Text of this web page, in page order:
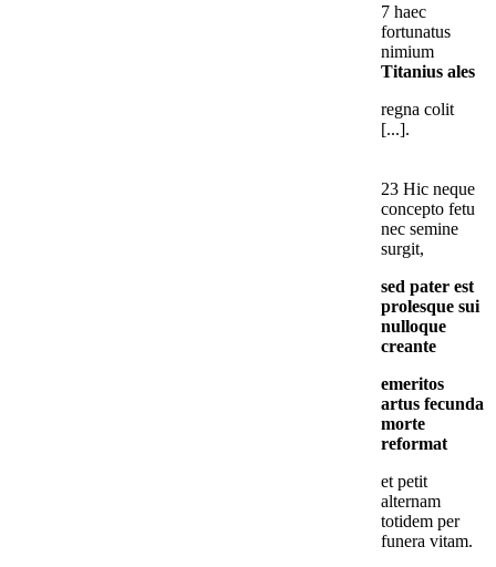
7 haec
fortunatus
nimium
Titanius ales
regna colit
[...].
23 Hic neque
concepto fetu
nec semine
surgit,
sed pater est
prolesque sui
nulloque
creante
emeritos
artus fecunda
morte
reformat
et petit
alternam
totidem per
funera vitam.